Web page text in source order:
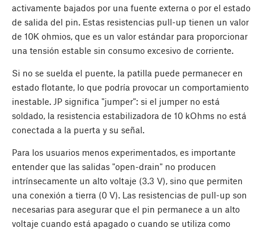
activamente bajados por una fuente externa o por el estado
de salida del pin. Estas resistencias pull-up tienen un valor
de 10K ohmios, que es un valor estándar para proporcionar
una tensión estable sin consumo excesivo de corriente.
Si no se suelda el puente, la patilla puede permanecer en
estado flotante, lo que podría provocar un comportamiento
inestable. JP significa "jumper": si el jumper no está
soldado, la resistencia estabilizadora de 10 kOhms no está
conectada a la puerta y su señal.
Para los usuarios menos experimentados, es importante
entender que las salidas "open-drain" no producen
intrínsecamente un alto voltaje (3.3 V), sino que permiten
una conexión a tierra (0 V). Las resistencias de pull-up son
necesarias para asegurar que el pin permanece a un alto
voltaje cuando está apagado o cuando se utiliza como